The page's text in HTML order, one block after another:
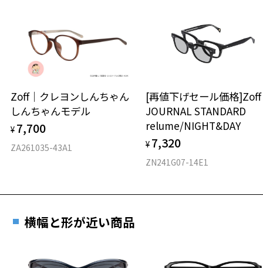
※着脱式サングラス：デモレンズ、アタッチメント込みの重さ
タイプ
材質
フロント素材：メタル/アセテート
Zoff｜クレヨンしんちゃん
しんちゃんモデル
¥ 7,700
ZA261035-43A1
[再値下げセール価格
JOURNAL STANDARD
relume/NIGHT&DAY
¥ 7,320
ZN241G07-14E1
横幅と形が近い商品